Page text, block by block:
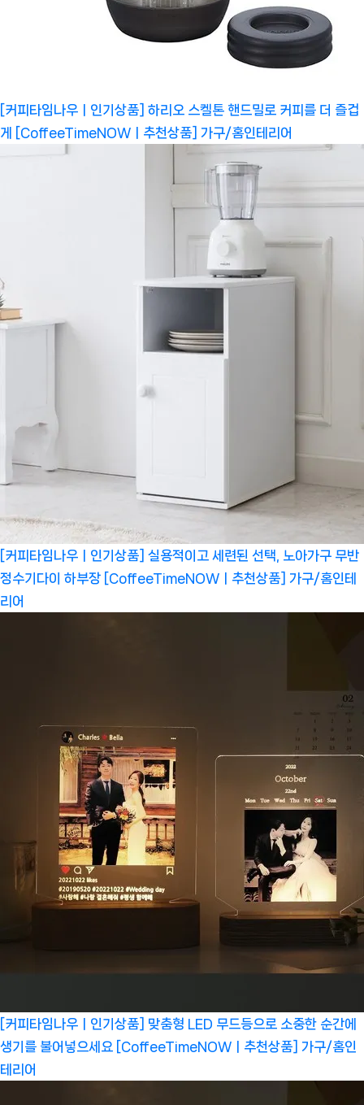
[커피타임나우ㅣ인기상품] 하리오 스켈톤 핸드밀로 커피를 더 즐겁
게 [CoffeeTimeNOWㅣ추천상품] 가구/홈인테리어
[커피타임나우ㅣ인기상품] 실용적이고 세련된 선택, 노아가구 무반
정수기다이 하부장 [CoffeeTimeNOWㅣ추천상품] 가구/홈인테
리어
[커피타임나우ㅣ인기상품] 맞춤형 LED 무드등으로 소중한 순간에
생기를 불어넣으세요 [CoffeeTimeNOWㅣ추천상품] 가구/홈인
테리어